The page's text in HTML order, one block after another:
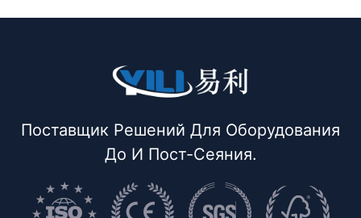
Поставщик Решений Для Оборудования
До И Пост-Сеяния.